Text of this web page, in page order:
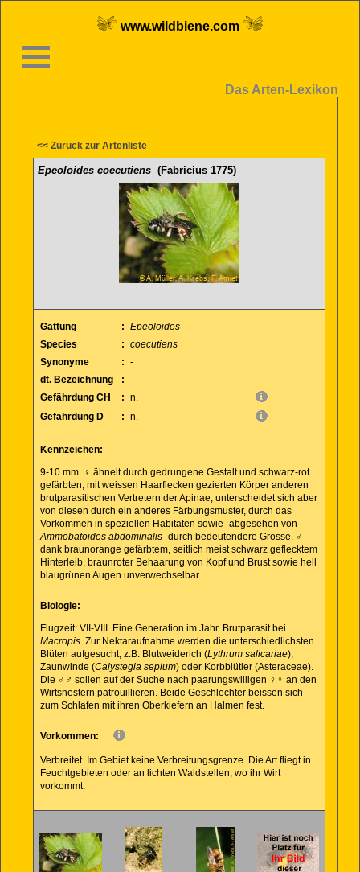
www.wildbiene.com
Das Arten-Lexikon
<< Zurück zur Artenliste
Epeoloides coecutiens(Fabricius 1775)
Gattung : Epeoloides
Species
: coecutiens
Synonyme
: -
dt. Bezeichnung
: -
Gefährdung CH
: n.
Gefährdung D
: n.
Kennzeichen:
9-10 mm. ♀ ähnelt durch gedrungene Gestalt und schwarz-rot
gefärbten, mit weissen Haarflecken gezierten Körper anderen
brutparasitischen Vertretern der Apinae, unterscheidet sich aber
von diesen durch ein anderes Färbungsmuster, durch das
Vorkommen in speziellen Habitaten sowie- abgesehen von
Ammobatoides abdominalis-durch bedeutendere Grösse. ♂
dank braunorange gefärbtem, seitlich meist schwarz geflecktem
Hinterleib, braunroter Behaarung von Kopf und Brust sowie hell
blaugrünen Augen unverwechselbar.
Biologie:
Flugzeit: VII-VIII. Eine Generation im Jahr. Brutparasit bei
Macropis. Zur Nektaraufnahme werden die unterschiedlichsten
Blüten aufgesucht, z.B. Blutweiderich (Lythrum salicariae),
Zaunwinde (Calystegia sepium) oder Korbblütler (Asteraceae).
Die ♂♂ sollen auf der Suche nach paarungswilligen ♀♀ an den
Wirtsnestern patrouillieren. Beide Geschlechter beissen sich
zum Schlafen mit ihren Oberkiefern an Halmen fest.
Vorkommen:
Verbreitet. Im Gebiet keine Verbreitungsgrenze. Die Art fliegt in
Feuchtgebieten oder an lichten Waldstellen, wo ihr Wirt
vorkommt.